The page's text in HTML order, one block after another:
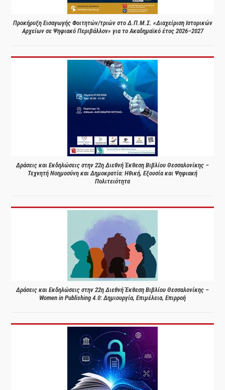
Προκήρυξη Εισαγωγής Φοιτητών/τριών στο Δ.Π.Μ.Σ. «Διαχείριση Ιστορικών
Αρχείων σε Ψηφιακό Περιβάλλον» για το Ακαδημαϊκό έτος 2026–2027
Δράσεις και Εκδηλώσεις στην 22η Διεθνή Έκθεση Βιβλίου Θεσσαλονίκης –
Τεχνητή Νοημοσύνη και Δημοκρατία: Ηθική, Εξουσία και Ψηφιακή
Πολιτειότητα
Δράσεις και Εκδηλώσεις στην 22η Διεθνή Έκθεση Βιβλίου Θεσσαλονίκης –
Women in Publishing 4.0: Δημιουργία, Επιμέλεια, Επιρροή